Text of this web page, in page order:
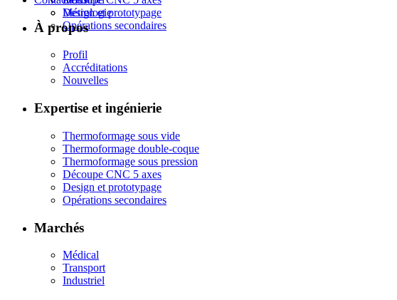
Design et prototypage
Opérations secondaires
Métrologie
À propos
Profil
Accréditations
Nouvelles
Expertise et ingénierie
Thermoformage sous vide
Thermoformage double-coque
Thermoformage sous pression
Découpe CNC 5 axes
Design et prototypage
Opérations secondaires
Marchés
Médical
Transport
Industriel